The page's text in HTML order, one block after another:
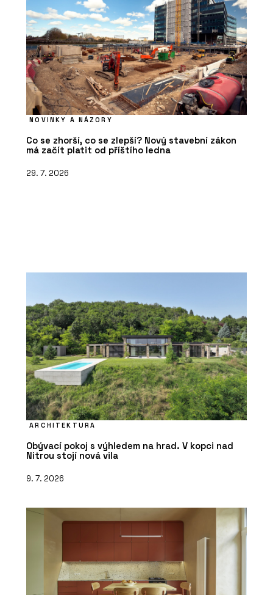
NOVINKY A NÁZORY
Co se zhorší, co se zlepší? Nový stavební zákon
má začít platit od příštího ledna
29. 7. 2026
ARCHITEKTURA
Obývací pokoj s výhledem na hrad. V kopci nad
Nitrou stojí nová vila
9. 7. 2026